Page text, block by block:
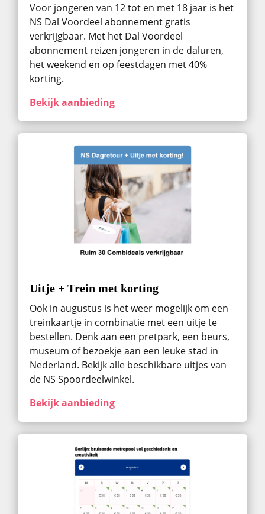
Voor jongeren van 12 tot en met 18 jaar is het
NS Dal Voordeel abonnement gratis
verkrijgbaar. Met het Dal Voordeel
abonnement reizen jongeren in de daluren,
het weekend en op feestdagen met 40%
korting.
Bekijk aanbieding
Uitje + Trein met korting
Ook in augustus ​is het weer mogelijk om een
treinkaartje in combinatie met een uitje te
bestellen. Denk aan een pretpark, een beurs,
museum of bezoekje aan een leuke stad in
Nederland. Bekijk alle beschikbare uitjes van
de NS Spoordeelwinkel.
Bekijk aanbieding